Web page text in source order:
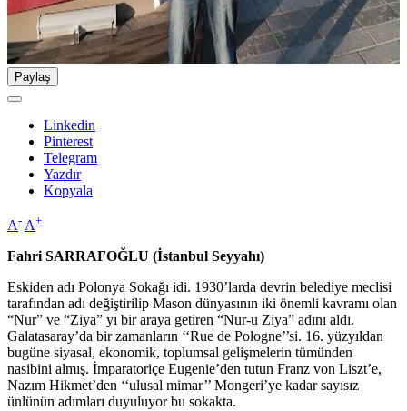
Paylaş
Linkedin
Pinterest
Telegram
Yazdır
Kopyala
A- A+
Fahri SARRAFOĞLU (İstanbul Seyyahı)
Eskiden adı Polonya Sokağı idi. 1930’larda devrin belediye meclisi
tarafından adı değiştirilip Mason dünyasının iki önemli kavramı olan
“Nur” ve “Ziya” yı bir araya getiren “Nur-u Ziya” adını aldı.
Galatasaray’da bir zamanların ‘‘Rue de Pologne’’si. 16. yüzyıldan
bugüne siyasal, ekonomik, toplumsal gelişmelerin tümünden
nasibini almış. İmparatoriçe Eugenie’den tutun Franz von Liszt’e,
Nazım Hikmet’den ‘‘ulusal mimar’’ Mongeri’ye kadar sayısız
ünlünün adımları duyuluyor bu sokakta.